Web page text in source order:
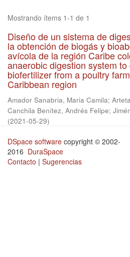
Mostrando ítems 1-1 de 1
Diseño de un sistema de
la obtención de biogás y
avícola de la región Caribe
anaerobic digestion system
biofertilizer from a poultry
Caribbean region
Amador Sanabria, Maria Camila;
Canchila Benítez, Andrés Felipe;
(2021-05-29)
DSpace software copyright © 2002-
2016 DuraSpace
Contacto | Sugerencias